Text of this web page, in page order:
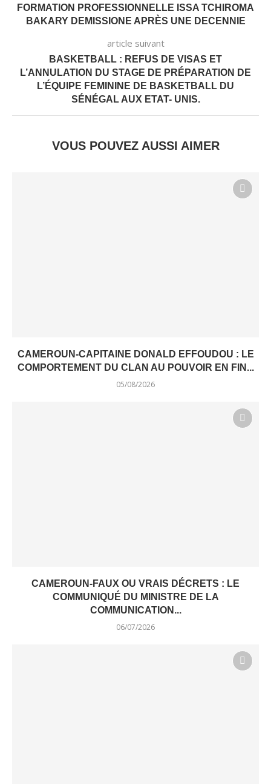
FORMATION PROFESSIONNELLE ISSA TCHIROMA
BAKARY DEMISSIONE APRÈS UNE DECENNIE
article suivant
BASKETBALL : REFUS DE VISAS ET
L’ANNULATION DU STAGE DE PRÉPARATION DE
L’ÉQUIPE FEMININE DE BASKETBALL DU
SÉNÉGAL AUX ETAT- UNIS.
VOUS POUVEZ AUSSI AIMER
CAMEROUN-CAPITAINE DONALD EFFOUDOU : LE
COMPORTEMENT DU CLAN AU POUVOIR EN FIN...
05/08/2026
CAMEROUN-FAUX OU VRAIS DÉCRETS : LE
COMMUNIQUÉ DU MINISTRE DE LA
COMMUNICATION...
06/07/2026